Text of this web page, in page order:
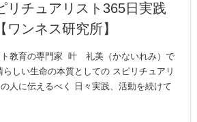
リチュアリスト365日実践
ワンネス研究所】
ト教育の専門家 叶 礼美（かないれみ）で
しい生命の本質としての スピリチュアリ
人に伝えるべく 日々実践、活動を続けて